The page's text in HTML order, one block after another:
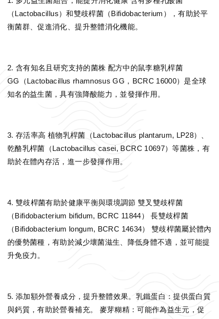
（Lactobacillus）和雙歧桿菌（Bifidobacterium），有助於平
衡菌群、促進消化、提升整體消化機能。
2. 含有知名且研究支持的菌株 配方中的鼠李糖乳桿菌
GG（Lactobacillus rhamnosus GG，BCRC 16000）是全球
知名的益生菌，具有強降酸能力，並發揮作用。
3. 存活率高 植物乳桿菌（Lactobacillus plantarum, LP28）、
乾酪乳桿菌（Lactobacillus casei, BCRC 10697）等菌株，有
助於在體內存活，進一步發揮作用。
4. 雙歧桿菌有助於健康平衡與環境調節 雙叉雙歧桿菌
（Bifidobacterium bifidum, BCRC 11844） 長雙歧桿菌
（Bifidobacterium longum, BCRC 14634） 雙歧桿菌屬於體內
的優勢菌種，有助於減少壞菌滋生、降低身體不適，並可能提
升免疫力。
5. 添加額外營養成分，提升整體效果。乳鐵蛋白：提供蛋白質
與鈣質，有助於營養補充。 麥芽糊精：可能作為益生元，促